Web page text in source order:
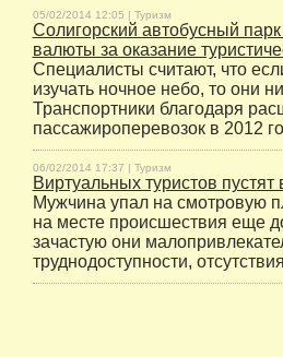
05/02/2014 12:05 | Туризм
Солигорский автобусный
валюты за оказание
Специалисты считают, что
изучать ночное небо, то они
Транспортники благодаря
пассажироперевозок в 2012
06/02/2014 17:37 | Туризм
Виртуальных туристов
Мужчина упал на смотровую
на месте происшествия еще
зачастую они
труднодоступности,